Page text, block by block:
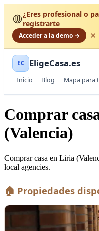
🟡¿Eres profesional o
registrarte
Acceder a la demo → ×
EC EligeCasa.es
Inicio Blog Mapa para
Comprar
(Valencia)
Comprar casa en Liria
local agencies.
🏠 Propiedades